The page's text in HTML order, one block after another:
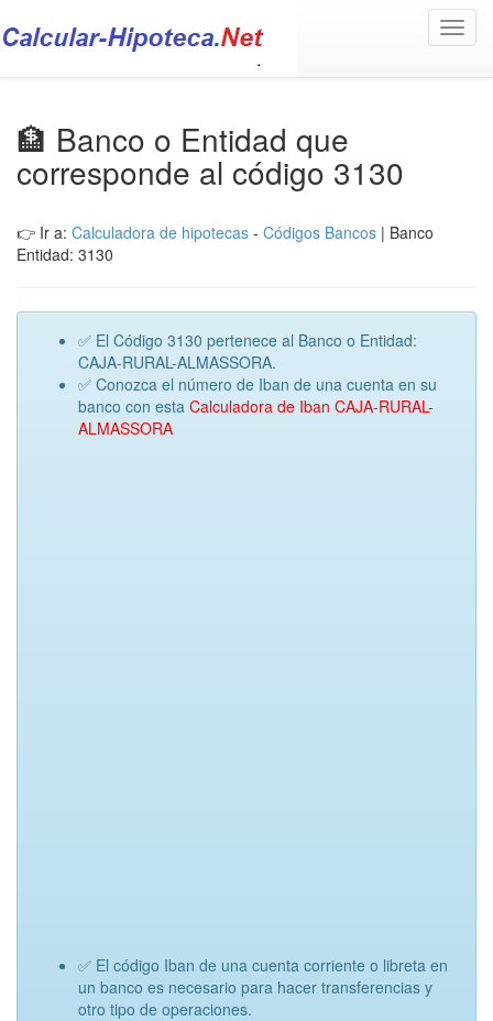
🏦 Banco o Entidad que
corresponde al código 3130
👉 Ir a: Calculadora de hipotecas - Códigos Bancos | Banco
Entidad: 3130
✅ El Código 3130 pertenece al Banco o Entidad:
CAJA-RURAL-ALMASSORA.
✅ Conozca el número de Iban de una cuenta en su
banco con esta Calculadora de Iban CAJA-RURAL-
ALMASSORA
✅ El código Iban de una cuenta corriente o libreta en
un banco es necesario para hacer transferencias y
otro tipo de operaciones.